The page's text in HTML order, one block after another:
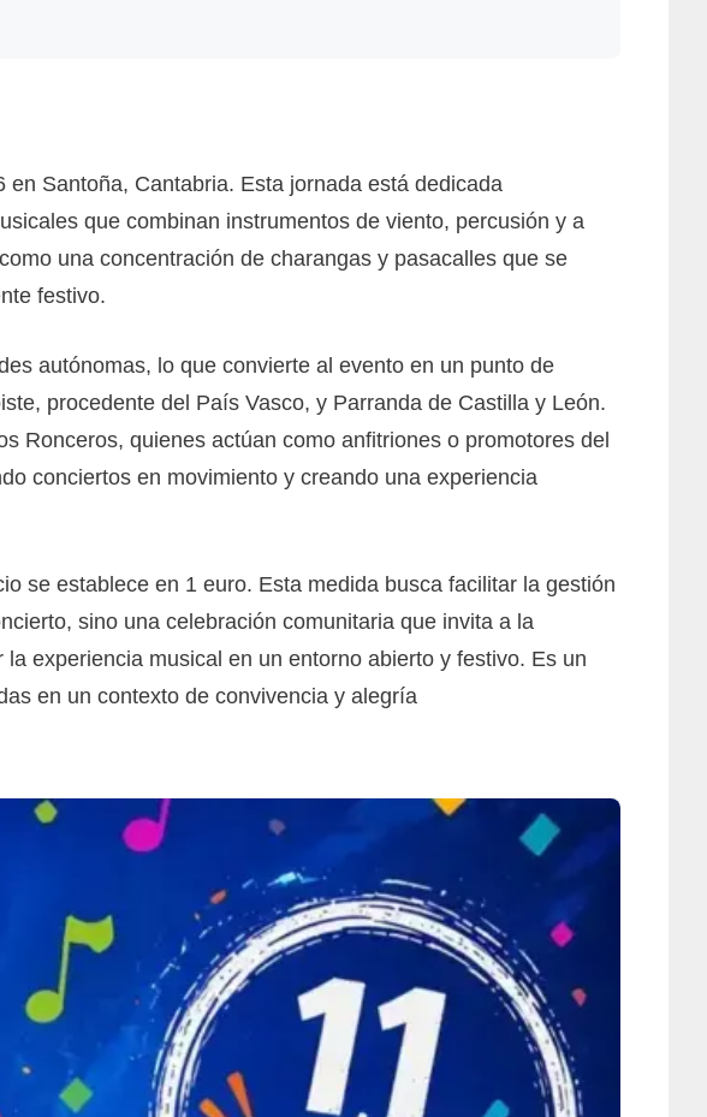
Santoña, Cantabria. Esta jornada está dedicada
que combinan instrumentos de viento, percusión y a
una concentración de charangas y pasacalles que se
festivo.
autónomas, lo que convierte al evento en un punto de
procedente del País Vasco, y Parranda de Castilla y León.
Ronceros, quienes actúan como anfitriones o promotores del
conciertos en movimiento y creando una experiencia
se establece en 1 euro. Esta medida busca facilitar la gestión
sino una celebración comunitaria que invita a la
experiencia musical en un entorno abierto y festivo. Es un
en un contexto de convivencia y alegría